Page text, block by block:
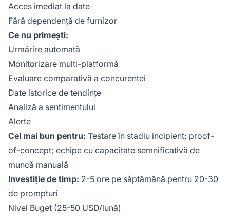
Acces imediat la date
Fără dependență de furnizor
Ce nu primești:
Urmărire automată
Monitorizare multi-platformă
Evaluare comparativă a concurenței
Date istorice de tendințe
Analiză a sentimentului
Alerte
Cel mai bun pentru: Testare în stadiu incipient; proof-
of-concept; echipe cu capacitate semnificativă de
muncă manuală
Investiție de timp: 2-5 ore pe săptămână pentru 20-30
de prompturi
Nivel Buget (25-50 USD/lună)